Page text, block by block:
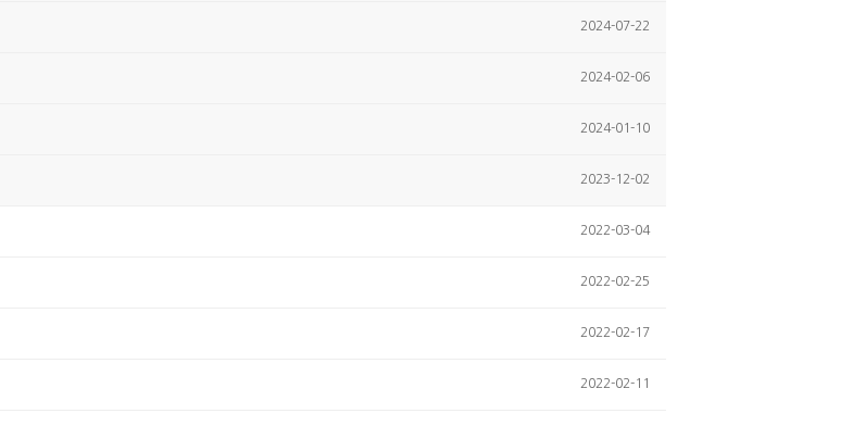
2024-07-22
2024-02-06
2024-01-10
2023-12-02
2022-03-04
2022-02-25
2022-02-17
2022-02-11